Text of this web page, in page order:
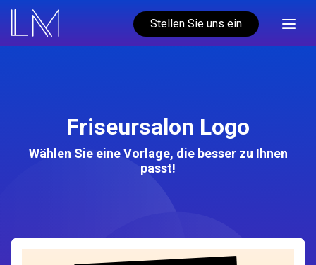
Stellen Sie uns ein
Friseursalon Logo
Wählen Sie eine Vorlage, die besser zu Ihnen
passt!